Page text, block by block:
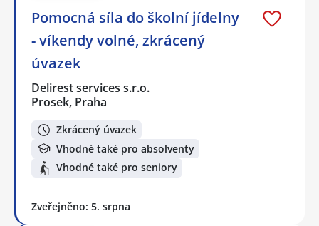
Pomocná síla do školní jídelny
- víkendy volné, zkrácený
úvazek
Delirest services s.r.o.
Prosek, Praha
Zkrácený úvazek
Vhodné také pro absolventy
Vhodné také pro seniory
Zveřejněno: 5. srpna